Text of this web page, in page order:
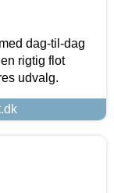
dag-til-dag
rigtig flot
udvalg.